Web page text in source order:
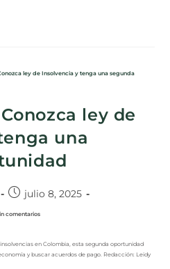
ley de
una
julio 8, 2025
comentarios
en Colombia, esta segunda oportunidad
y buscar acuerdos de pago. Redacción: Leidy